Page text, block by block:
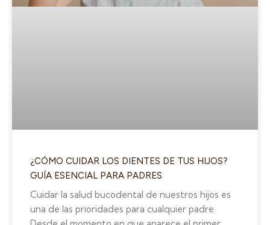
¿CÓMO CUIDAR LOS DIENTES DE TUS HIJOS?
GUÍA ESENCIAL PARA PADRES
Cuidar la salud bucodental de nuestros hijos es
una de las prioridades para cualquier padre.